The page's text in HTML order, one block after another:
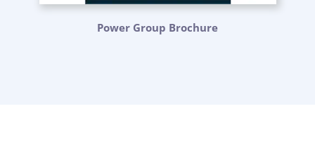
Power Group Brochure